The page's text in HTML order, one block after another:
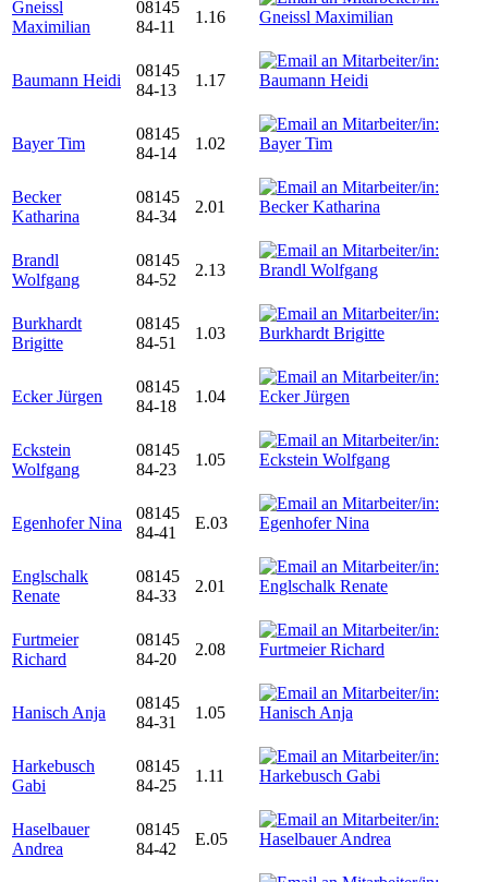
Gneissl
Maximilian
08145
84-11
1.16
Baumann Heidi
08145
84-13
1.17
Bayer Tim
08145
84-14
1.02
Becker
Katharina
08145
84-34
2.01
Brandl
Wolfgang
08145
84-52
2.13
Burkhardt
Brigitte
08145
84-51
1.03
Ecker Jürgen
08145
84-18
1.04
Eckstein
Wolfgang
08145
84-23
1.05
Egenhofer Nina
08145
84-41
E.03
Englschalk
Renate
08145
84-33
2.01
Furtmeier
Richard
08145
84-20
2.08
Hanisch Anja
08145
84-31
1.05
Harkebusch
Gabi
08145
84-25
1.11
Haselbauer
Andrea
08145
84-42
E.05